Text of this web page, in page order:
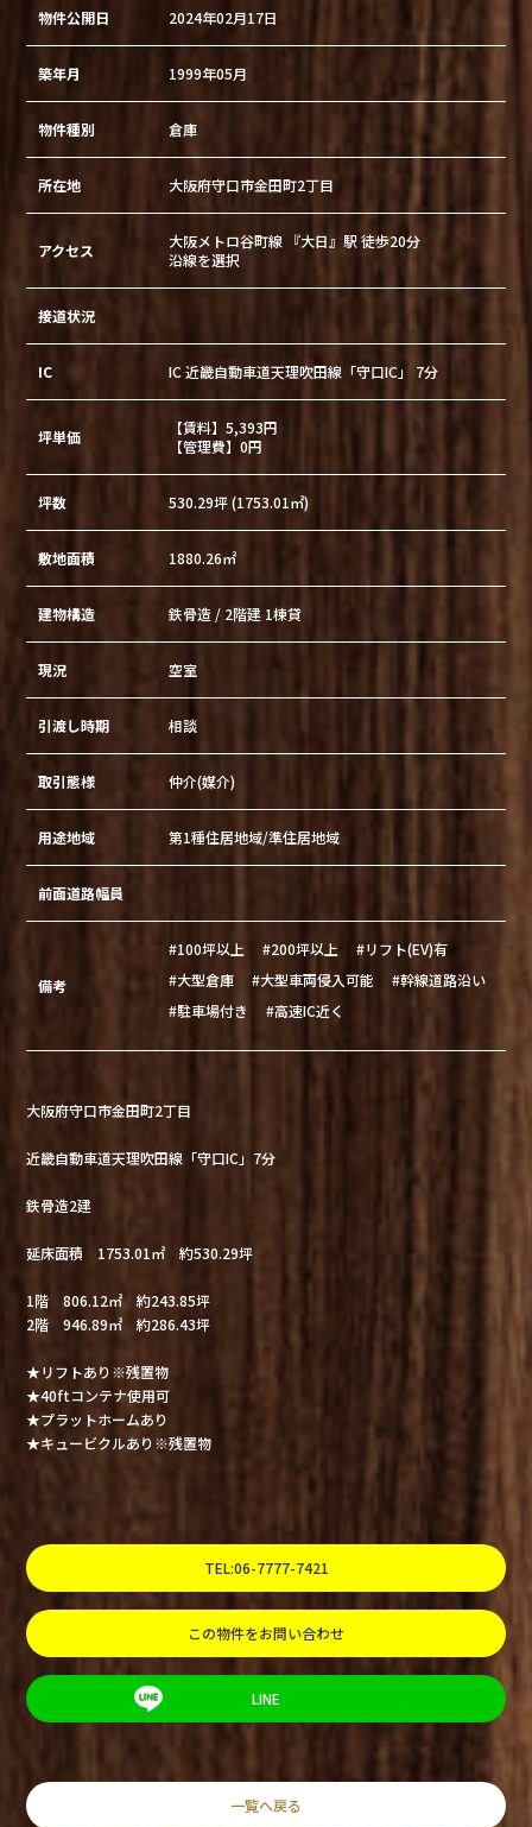
物件公開日 2024年02月17日
築年月 1999年05月
物件種別 倉庫
所在地 大阪府守口市金田町2丁目
アクセス
大阪メトロ谷町線 『大日』駅 徒歩20分
沿線を選択
接道状況
IC IC 近畿自動車道天理吹田線「守口IC」 7分
坪単価
【賃料】5,393円
【管理費】0円
坪数 530.29坪 (1753.01㎡)
敷地面積 1880.26㎡
建物構造 鉄骨造 / 2階建 1棟貸
現況 空室
引渡し時期 相談
取引態様 仲介(媒介)
用途地域 第1種住居地域/準住居地域
前面道路幅員
備考
#100坪以上 #200坪以上
#リフト(EV)有
#大型倉庫
#大型車両侵入可能
#幹線道路沿い
#駐車場付き
#高速IC近く
大阪府守口市金田町2丁目
近畿自動車道天理吹田線「守口IC」7分
鉄骨造2建
延床面積 1753.01㎡ 約530.29坪
1階 806.12㎡ 約243.85坪
2階 946.89㎡ 約286.43坪
★リフトあり※残置物
★40ftコンテナ使用可
★プラットホームあり
★キュービクルあり※残置物
TEL:06-7777-7421
この物件をお問い合わせ
LINE
一覧へ戻る